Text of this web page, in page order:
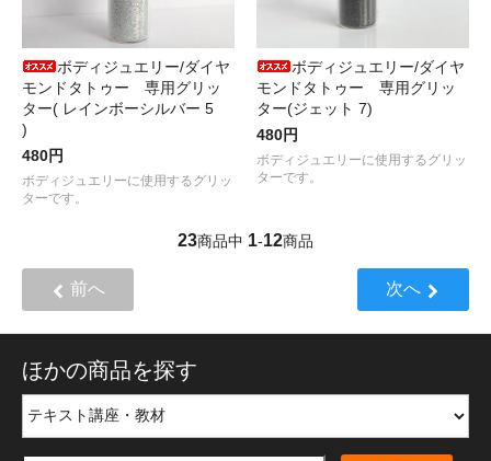
ボディジュエリー/ダイヤ
モンドタトゥー 専用グリッ
ター( レインボーシルバー 5
)
480円
ボディジュエリーに使用するグリッ
ターです。
ボディジュエリー/ダイヤ
モンドタトゥー 専用グリッ
ター(ジェット 7)
480円
ボディジュエリーに使用するグリッ
ターです。
23商品中 1-12商品
前へ 次へ
ほかの商品を探す